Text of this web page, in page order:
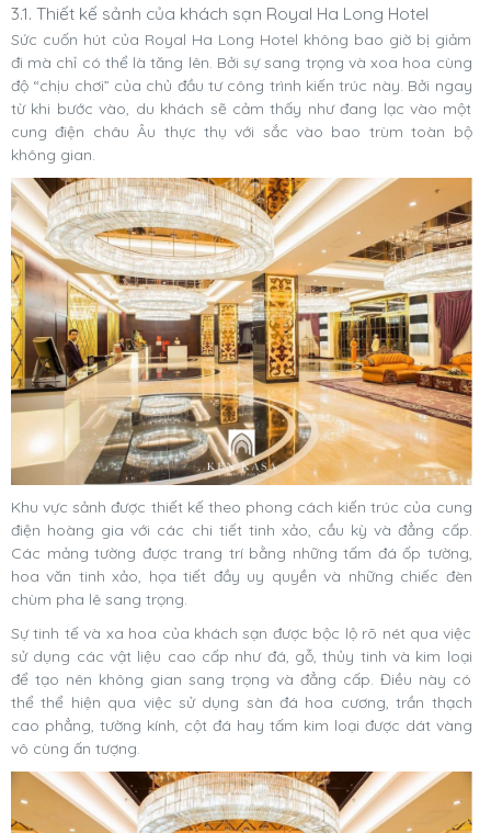
3.1. Thiết kế sảnh của khách sạn Royal Ha Long Hotel
Sức cuốn hút của Royal Ha Long Hotel không bao giờ bị giảm
đi mà chỉ có thể là tăng lên. Bởi sự sang trọng và xoa hoa cùng
độ “chịu chơi” của chủ đầu tư công trình kiến trúc này. Bởi ngay
từ khi bước vào, du khách sẽ cảm thấy như đang lạc vào một
cung điện châu Âu thực thụ với sắc vào bao trùm toàn bộ
không gian.
Khu vực sảnh được thiết kế theo phong cách kiến trúc của cung
điện hoàng gia với các chi tiết tinh xảo, cầu kỳ và đẳng cấp.
Các mảng tường được trang trí bằng những tấm đá ốp tường,
hoa văn tinh xảo, họa tiết đầy uy quyền và những chiếc đèn
chùm pha lê sang trọng.
Sự tinh tế và xa hoa của khách sạn được bộc lộ rõ nét qua việc
sử dụng các vật liệu cao cấp như đá, gỗ, thủy tinh và kim loại
để tạo nên không gian sang trọng và đẳng cấp. Điều này có
thể thể hiện qua việc sử dụng sàn đá hoa cương, trần thạch
cao phẳng, tường kính, cột đá hay tấm kim loại được dát vàng
vô cùng ấn tượng.